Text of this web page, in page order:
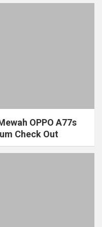
OPPO A77s
Check Out